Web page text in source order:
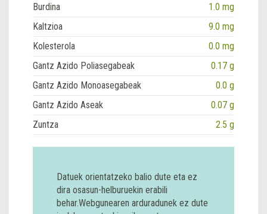
Burdina
1.0 mg
Kaltzioa
9.0 mg
Kolesterola
0.0 mg
Gantz Azido Poliasegabeak
0.17 g
Gantz Azido Monoasegabeak
0.0 g
Gantz Azido Aseak
0.07 g
Zuntza
2.5 g
Datuek orientatzeko balio dute eta ez
dira osasun-helburuekin erabili
behar.Webgunearen arduradunek ez dute